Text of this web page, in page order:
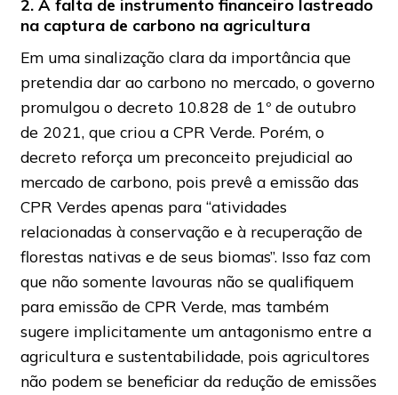
2. A falta de instrumento financeiro lastreado
na captura de carbono na agricultura
Em uma sinalização clara da importância que
pretendia dar ao carbono no mercado, o governo
promulgou o decreto 10.828 de 1º de outubro
de 2021, que criou a CPR Verde. Porém, o
decreto reforça um preconceito prejudicial ao
mercado de carbono, pois prevê a emissão das
CPR Verdes apenas para “atividades
relacionadas à conservação e à recuperação de
florestas nativas e de seus biomas”. Isso faz com
que não somente lavouras não se qualifiquem
para emissão de CPR Verde, mas também
sugere implicitamente um antagonismo entre a
agricultura e sustentabilidade, pois agricultores
não podem se beneficiar da redução de emissões